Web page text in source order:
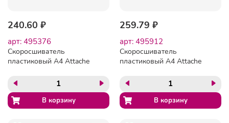
240.60 ₽
арт: 495376
Скоросшиватель
пластиковый A4 Attache
259.79 ₽
арт: 495912
Скоросшиватель
пластиковый A4 Attache